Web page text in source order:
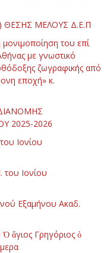
ΘΕΣΗΣ ΜΕΛΟΥΣ Δ.Ε.Π
του επί
με γνωστικό
ζωγραφικής από
εποχή» κ.
2025-2026
Ιονίου
Ιονίου
Εξαμήνου Ακαδ.
ἅγιος Γρηγόριος ὁ